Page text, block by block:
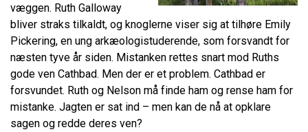
væggen. Ruth Galloway
bliver straks tilkaldt, og knoglerne viser sig at tilhøre Emily
Pickering, en ung arkæologistuderende, som forsvandt for
næsten tyve år siden. Mistanken rettes snart mod Ruths
gode ven Cathbad. Men der er et problem. Cathbad er
forsvundet. Ruth og Nelson må finde ham og rense ham for
mistanke. Jagten er sat ind – men kan de nå at opklare
sagen og redde deres ven?